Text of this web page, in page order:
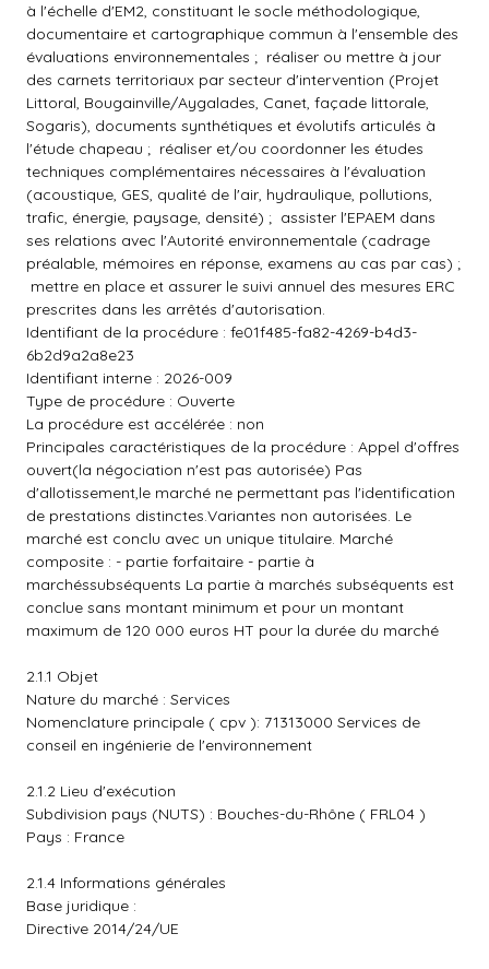
à l'échelle d'EM2, constituant le socle méthodologique,
documentaire et cartographique commun à l'ensemble des
évaluations environnementales ;  réaliser ou mettre à jour
des carnets territoriaux par secteur d'intervention (Projet
Littoral, Bougainville/Aygalades, Canet, façade littorale,
Sogaris), documents synthétiques et évolutifs articulés à
l'étude chapeau ;  réaliser et/ou coordonner les études
techniques complémentaires nécessaires à l'évaluation
(acoustique, GES, qualité de l'air, hydraulique, pollutions,
trafic, énergie, paysage, densité) ;  assister l'EPAEM dans
ses relations avec l'Autorité environnementale (cadrage
préalable, mémoires en réponse, examens au cas par cas) ;
 mettre en place et assurer le suivi annuel des mesures ERC
prescrites dans les arrêtés d'autorisation.
Identifiant de la procédure : fe01f485-fa82-4269-b4d3-
6b2d9a2a8e23
Identifiant interne : 2026-009
Type de procédure : Ouverte
La procédure est accélérée : non
Principales caractéristiques de la procédure : Appel d'offres
ouvert(la négociation n'est pas autorisée) Pas
d'allotissement,le marché ne permettant pas l'identification
de prestations distinctes.Variantes non autorisées. Le
marché est conclu avec un unique titulaire. Marché
composite : - partie forfaitaire - partie à
marchéssubséquents La partie à marchés subséquents est
conclue sans montant minimum et pour un montant
maximum de 120 000 euros HT pour la durée du marché
2.1.1 Objet
Nature du marché : Services
Nomenclature principale ( cpv ): 71313000 Services de
conseil en ingénierie de l'environnement
2.1.2 Lieu d'exécution
Subdivision pays (NUTS) : Bouches-du-Rhône ( FRL04 )
Pays : France
2.1.4 Informations générales
Base juridique :
Directive 2014/24/UE